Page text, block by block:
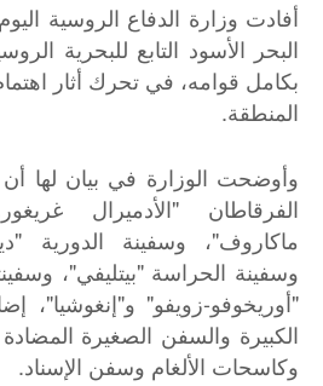
أفادت وزارة الدفاع الروسية
البحر الأسود التابع للبحرية
بكامل قوامه، في تحرك أثار
المنطقة.
وأوضحت الوزارة في بيان لها أن
الفرقاطان "الأدميرال
ماكاروف"، وسفينة الدورية
وسفينة الحراسة "بيتليفي"،
"أوريخوفو-زويفو" و"إنغوشيا"،
الكبيرة والسفن الصغيرة
وكاسحات الألغام وسفن الإسناد.